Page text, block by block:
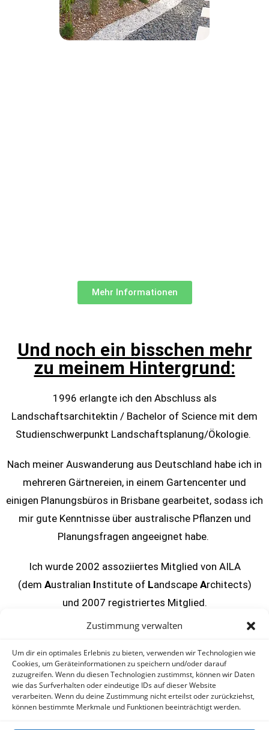
Zustimmung verwalten
Um dir ein optimales Erlebnis zu bieten, verwenden wir Technologien wie
Cookies, um Geräteinformationen zu speichern und/oder darauf
zuzugreifen. Wenn du diesen Technologien zustimmst, können wir Daten
wie das Surfverhalten oder eindeutige IDs auf dieser Website
verarbeiten. Wenn du deine Zustimmung nicht erteilst oder zurückziehst,
können bestimmte Merkmale und Funktionen beeinträchtigt werden.
Mehr Informationen
Und noch ein bisschen mehr
zu meinem Hintergrund:
1996 erlangte ich den Abschluss als
Landschaftsarchitektin / Bachelor of Science mit dem
Studienschwerpunkt Landschaftsplanung/Ökologie.
Nach meiner Auswanderung aus Deutschland habe ich in
mehreren Gärtnereien, in einem Gartencenter und
einigen Planungsbüros in Brisbane gearbeitet, sodass ich
mir gute Kenntnisse über australische Pflanzen und
Planungsfragen angeeignet habe.
Ich wurde 2002 assoziiertes Mitglied von AILA
(dem Australian Institute of Landscape Architects)
und 2007 registriertes Mitglied.